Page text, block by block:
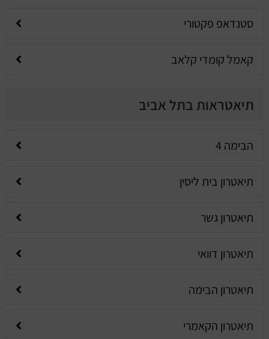
סטנדאפ פקטורי
קאמל קומדי קלאב
תיאטראות בתל אביב
הבימה 4
תיאטרון בית ליסין
תיאטרון גשר
תיאטרון דוואי
תיאטרון הבימה
תיאטרון הקאמרי